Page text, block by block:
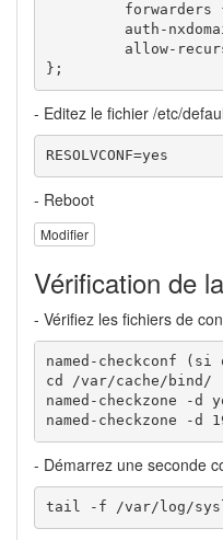
forwarders
auth-
allow-
};
- Editez le fichier /etc/
RESOLVCONF=yes
- Reboot
Modifier
Vérification de
- Vérifiez les fichiers de
named-checkconf
cd /var/cache/bind/
named-checkzone -d
named-checkzone -
- Démarrez une seconde
tail -f /var/log/